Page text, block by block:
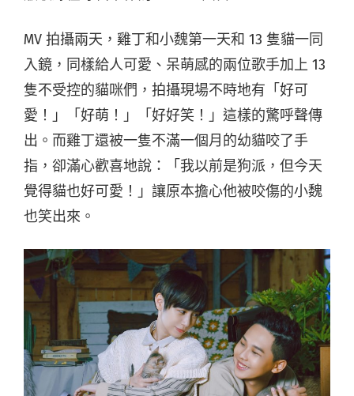
MV 拍攝兩天，雞丁和小魏第一天和 13 隻貓一同
入鏡，同樣給人可愛、呆萌感的兩位歌手加上 13
隻不受控的貓咪們，拍攝現場不時地有「好可
愛！」「好萌！」「好好笑！」這樣的驚呼聲傳
出。而雞丁還被一隻不滿一個月的幼貓咬了手
指，卻滿心歡喜地說：「我以前是狗派，但今天
覺得貓也好可愛！」讓原本擔心他被咬傷的小魏
也笑出來。